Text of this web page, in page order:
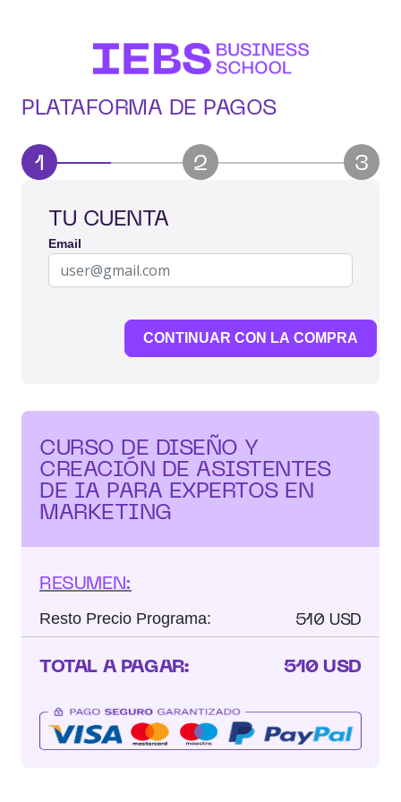
PLATAFORMA DE PAGOS
1 2 3
TU CUENTA
Email
CONTINUAR CON LA COMPRA
CURSO DE DISEÑO Y
CREACIÓN DE ASISTENTES
DE IA PARA EXPERTOS EN
MARKETING
RESUMEN:
Resto Precio Programa: 510 USD
TOTAL A PAGAR: 510 USD